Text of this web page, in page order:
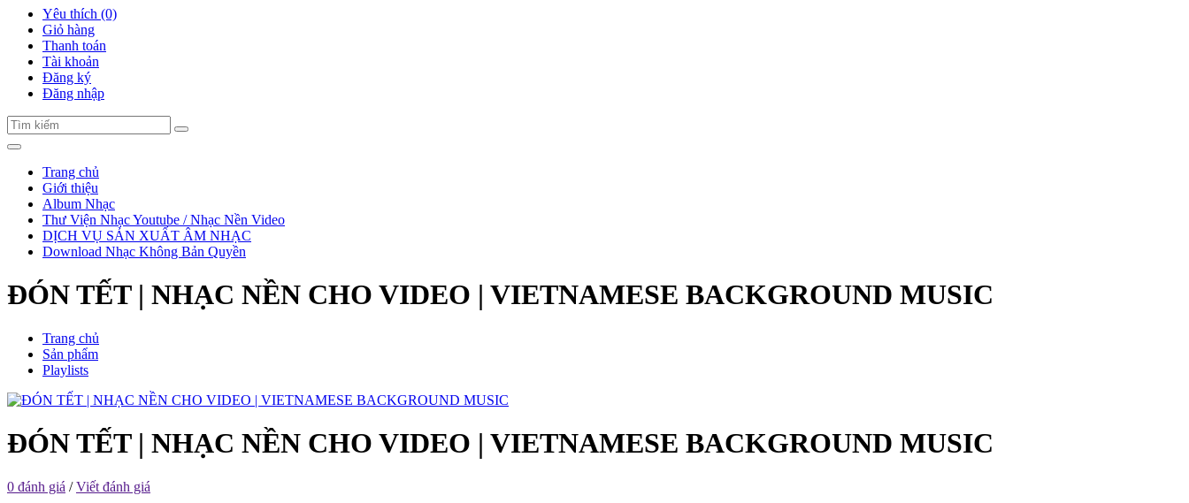
Yêu thích (0)
Giỏ hàng
Thanh toán
Tài khoản
Đăng ký
Đăng nhập
Trang chủ
Giới thiệu
Album Nhạc
Thư Viện Nhạc Youtube / Nhạc Nền Video
DỊCH VỤ SẢN XUẤT ÂM NHẠC
Download Nhạc Không Bản Quyền
ĐÓN TẾT | NHẠC NỀN CHO VIDEO | VIETNAMESE BACKGROUND MUSIC
Trang chủ
Sản phẩm
Playlists
ĐÓN TẾT | NHẠC NỀN CHO VIDEO | VIETNAMESE BACKGROUND MUSIC
0 đánh giá /Viết đánh giá